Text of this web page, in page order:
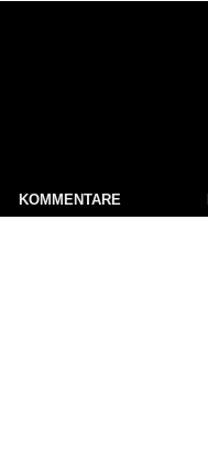
KOMMENTARE